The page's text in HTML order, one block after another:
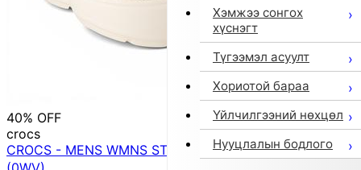
Хэмжээ сонгох
хүснэгт
Түгээмэл асуулт
Хориотой бараа
Үйлчилгээний нөхцөл
Нууцлалын бодлого
40% OFF
crocs
CROCS - MENS WMNS STOMP CLOG 【209347-0WV】